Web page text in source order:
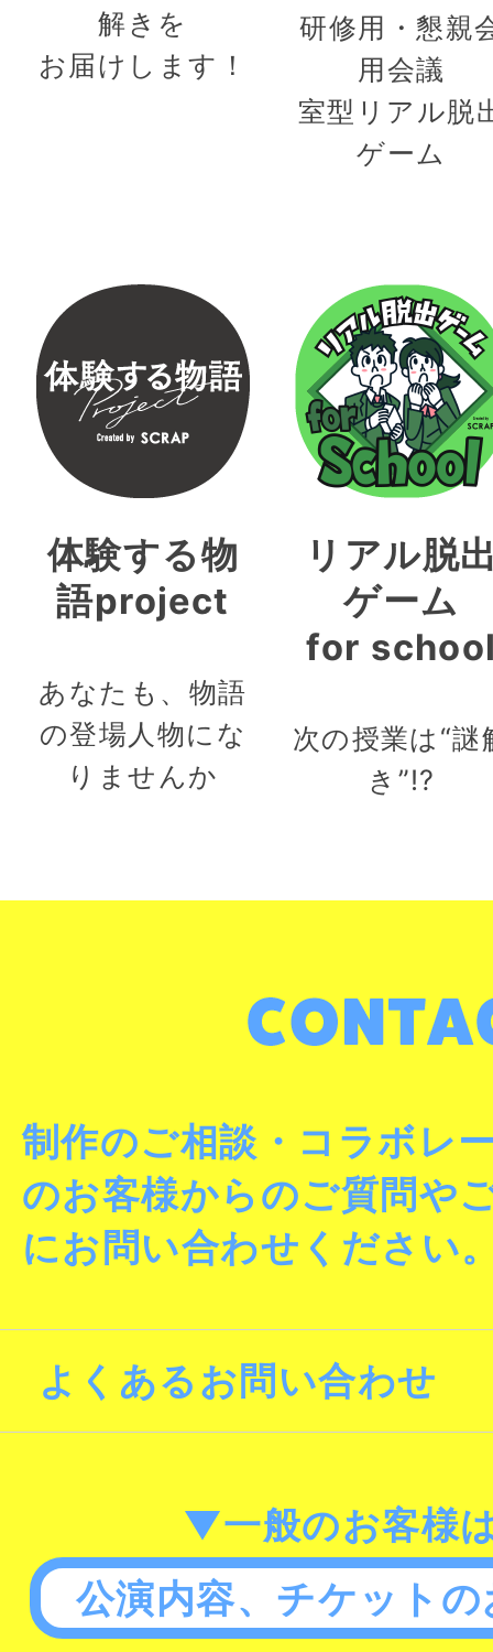
解きを
お届けします！
研修用・懇親
用会議
室型リアル脱
ゲーム
体験する物
語project
あなたも、物語
の登場人物にな
りませんか
リアル脱
ゲーム
for
次の授業は“謎
き”!?
制作のご相談・コラボレ
のお客様からのご質問や
にお問い合わせください
よくあるお問い合わせ
▼一般のお客様
公演内容、チケット